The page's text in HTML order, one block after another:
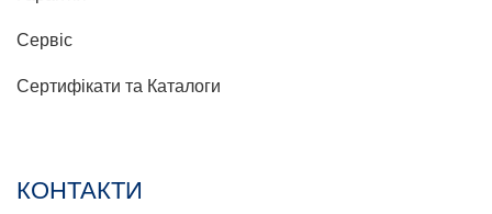
Сервіс
Сертифікати та Каталоги
КОНТАКТИ